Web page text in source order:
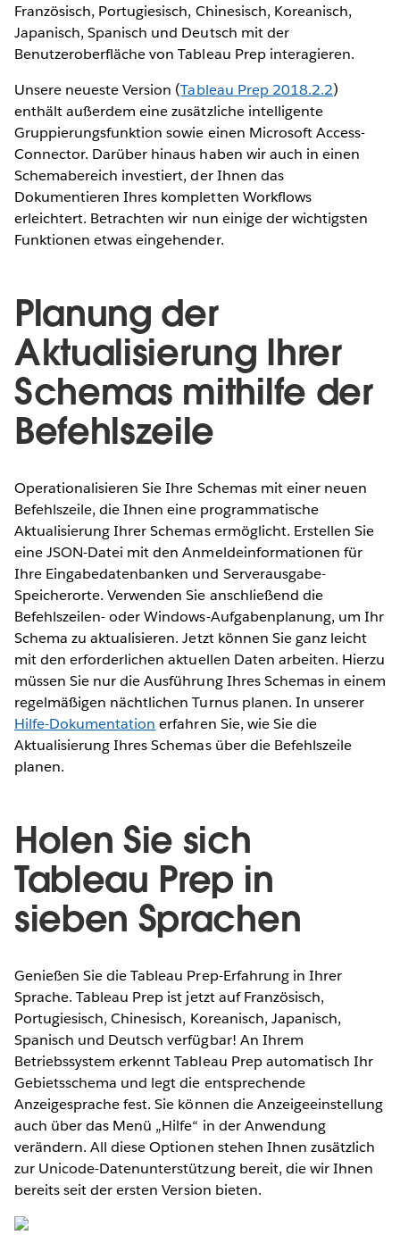
Französisch, Portugiesisch, Chinesisch, Koreanisch,
Japanisch, Spanisch und Deutsch mit der
Benutzeroberfläche von Tableau Prep interagieren.
Unsere neueste Version (Tableau Prep 2018.2.2)
enthält außerdem eine zusätzliche intelligente
Gruppierungsfunktion sowie einen Microsoft Access-
Connector. Darüber hinaus haben wir auch in einen
Schemabereich investiert, der Ihnen das
Dokumentieren Ihres kompletten Workflows
erleichtert. Betrachten wir nun einige der wichtigsten
Funktionen etwas eingehender.
Planung der
Aktualisierung Ihrer
Schemas mithilfe der
Befehlszeile
Operationalisieren Sie Ihre Schemas mit einer neuen
Befehlszeile, die Ihnen eine programmatische
Aktualisierung Ihrer Schemas ermöglicht. Erstellen Sie
eine JSON-Datei mit den Anmeldeinformationen für
Ihre Eingabedatenbanken und Serverausgabe-
Speicherorte. Verwenden Sie anschließend die
Befehlszeilen- oder Windows-Aufgabenplanung, um Ihr
Schema zu aktualisieren. Jetzt können Sie ganz leicht
mit den erforderlichen aktuellen Daten arbeiten. Hierzu
müssen Sie nur die Ausführung Ihres Schemas in einem
regelmäßigen nächtlichen Turnus planen. In unserer
Hilfe-Dokumentation erfahren Sie, wie Sie die
Aktualisierung Ihres Schemas über die Befehlszeile
planen.
Holen Sie sich
Tableau Prep in
sieben Sprachen
Genießen Sie die Tableau Prep-Erfahrung in Ihrer
Sprache. Tableau Prep ist jetzt auf Französisch,
Portugiesisch, Chinesisch, Koreanisch, Japanisch,
Spanisch und Deutsch verfügbar! An Ihrem
Betriebssystem erkennt Tableau Prep automatisch Ihr
Gebietsschema und legt die entsprechende
Anzeigesprache fest. Sie können die Anzeigeeinstellung
auch über das Menü „Hilfe“ in der Anwendung
verändern. All diese Optionen stehen Ihnen zusätzlich
zur Unicode-Datenunterstützung bereit, die wir Ihnen
bereits seit der ersten Version bieten.